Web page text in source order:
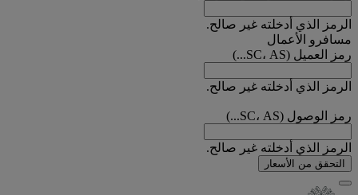
الرمز الذي أدخلته غير صالح.
مسافرو الأعمال
رمز العميل (SC، AS...)
الرمز الذي أدخلته غير صالح.
رمز الوصول (SC، AS...)
الرمز الذي أدخلته غير صالح.
التحقق من الأسعار